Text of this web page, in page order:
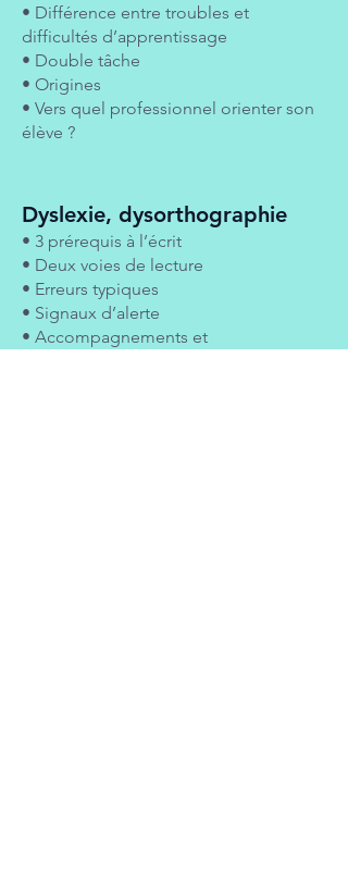
• Différence entre troubles et
difficultés d’apprentissage
• Double tâche
• Origines
• Vers quel professionnel orienter son
élève ?
Dyslexie, dysorthographie
• 3 prérequis à l’écrit
• Deux voies de lecture
• Erreurs typiques
• Signaux d’alerte
• Accompagnements et